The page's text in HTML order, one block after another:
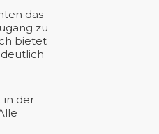
das
zu
bietet
in der